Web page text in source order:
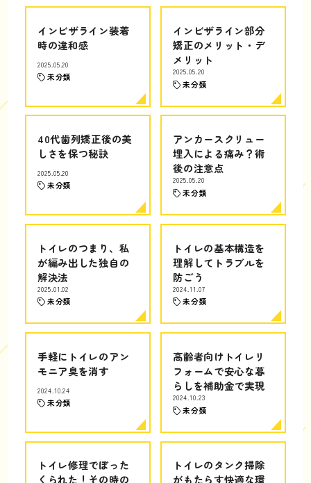
インビザライン装着
時の違和感
2025.05.20
未分類
インビザライン部分
矯正のメリット・デ
メリット
2025.05.20
未分類
40代歯列矯正後の美
しさを保つ秘訣
2025.05.20
未分類
アンカースクリュー
埋入による痛み？術
後の注意点
2025.05.20
未分類
トイレのつまり、私
が編み出した独自の
解決法
2025.01.02
未分類
トイレの基本構造を
理解してトラブルを
防ごう
2024.11.07
未分類
手軽にトイレのアン
モニア臭を消す
2024.10.24
未分類
高齢者向けトイレリ
フォームで安心な暮
らしを補助金で実現
2024.10.23
未分類
トイレ修理でぼった
くられた！その時の
トイレのタンク掃除
がもたらす快適な環